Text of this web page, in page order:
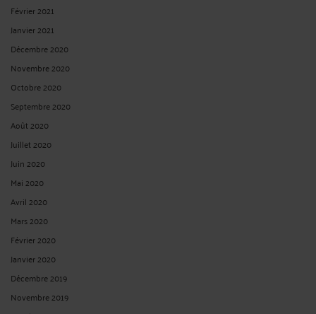
Février 2021
Janvier 2021
Décembre 2020
Novembre 2020
Octobre 2020
Septembre 2020
Août 2020
Juillet 2020
Juin 2020
Mai 2020
Avril 2020
Mars 2020
Février 2020
Janvier 2020
Décembre 2019
Novembre 2019